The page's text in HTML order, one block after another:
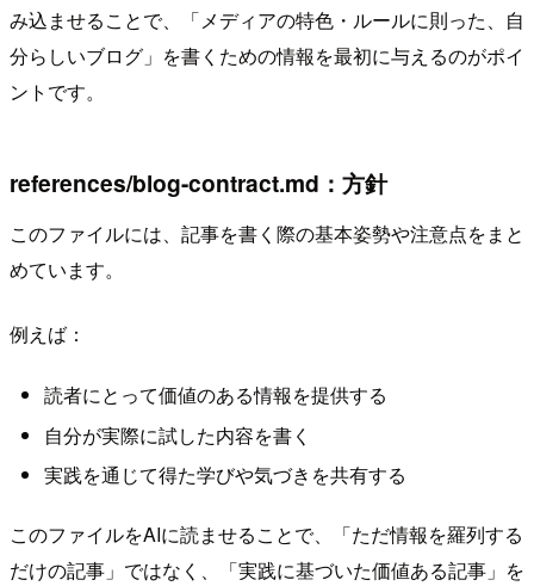
み込ませることで、「メディアの特色・ルールに則った、自
分らしいブログ」を書くための情報を最初に与えるのがポイ
ントです。
references/blog-contract.md：方針
このファイルには、記事を書く際の基本姿勢や注意点をまと
めています。
例えば：
読者にとって価値のある情報を提供する
自分が実際に試した内容を書く
実践を通じて得た学びや気づきを共有する
このファイルをAIに読ませることで、「ただ情報を羅列する
だけの記事」ではなく、「実践に基づいた価値ある記事」を